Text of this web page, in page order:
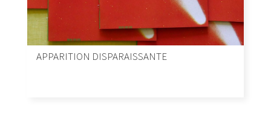
APPARITION DISPARAISSANTE